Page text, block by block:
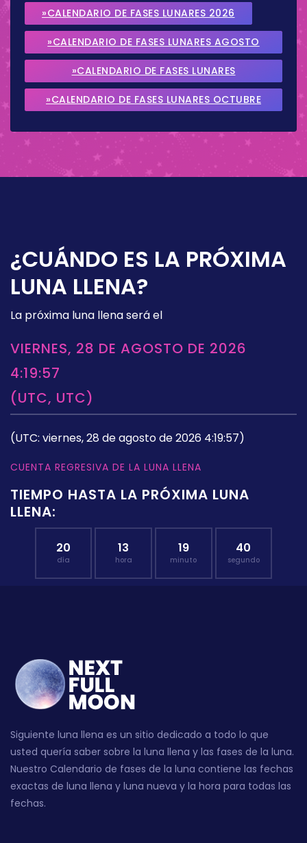
»CALENDARIO DE FASES LUNARES 2026
»CALENDARIO DE FASES LUNARES AGOSTO
2026
»CALENDARIO DE FASES LUNARES
SEPTIEMBRE 2026
»CALENDARIO DE FASES LUNARES OCTUBRE
¿CUÁNDO ES LA PRÓXIMA
LUNA LLENA?
La próxima luna llena será el
VIERNES, 28 DE AGOSTO DE 2026
4:19:57
(UTC, UTC)
(UTC: viernes, 28 de agosto de 2026 4:19:57)
CUENTA REGRESIVA DE LA LUNA LLENA
TIEMPO HASTA LA PRÓXIMA LUNA
LLENA:
20
día
13
hora
19
minuto
39
segundo
Siguiente luna llena es un sitio dedicado a todo lo que
usted quería saber sobre la luna llena y las fases de la luna.
Nuestro Calendario de fases de la luna contiene las fechas
exactas de luna llena y luna nueva y la hora para todas las
fechas.